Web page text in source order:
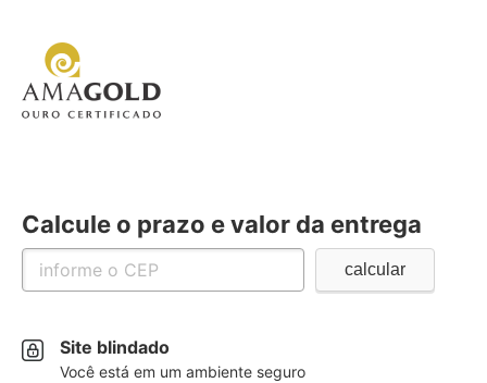
Calcule o prazo e valor da entrega
Site blindado
Você está em um ambiente seguro